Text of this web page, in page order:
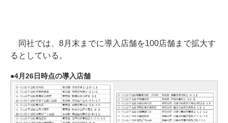
同社では、8月末までに導入店舗を100店舗まで拡大す
るとしている。
4月26日時点の導入店舗